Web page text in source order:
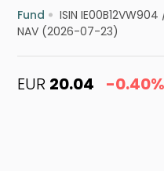
Fund ISIN IE00B12VW904
NAV (2026-07-23)
EUR 20.04 -0.40%